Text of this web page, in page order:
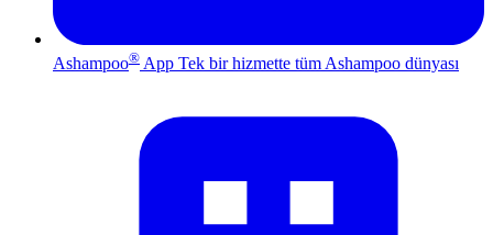
Ashampoo® App Tek bir hizmette tüm Ashampoo dünyası